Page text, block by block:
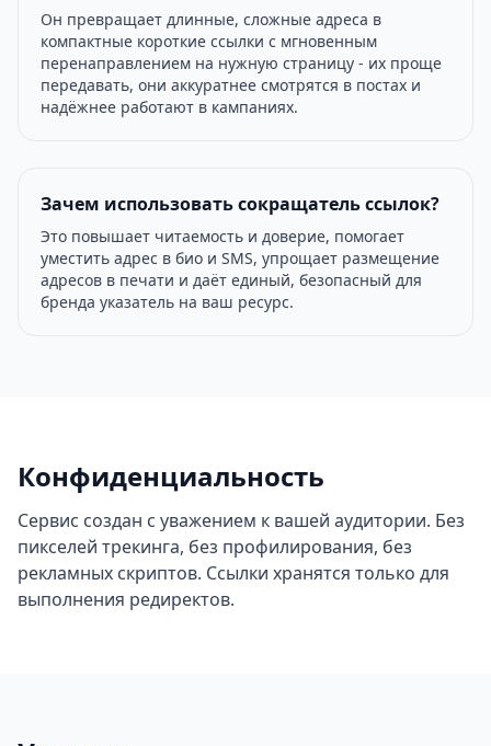
Он превращает длинные, сложные адреса в
компактные короткие ссылки с мгновенным
перенаправлением на нужную страницу - их проще
передавать, они аккуратнее смотрятся в постах и
надёжнее работают в кампаниях.
Зачем использовать сокращатель ссылок?
Это повышает читаемость и доверие, помогает
уместить адрес в био и SMS, упрощает размещение
адресов в печати и даёт единый, безопасный для
бренда указатель на ваш ресурс.
Конфиденциальность
Сервис создан с уважением к вашей аудитории. Без
пикселей трекинга, без профилирования, без
рекламных скриптов. Ссылки хранятся только для
выполнения редиректов.